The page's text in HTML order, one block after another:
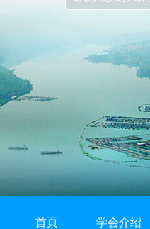
首页 学会介绍